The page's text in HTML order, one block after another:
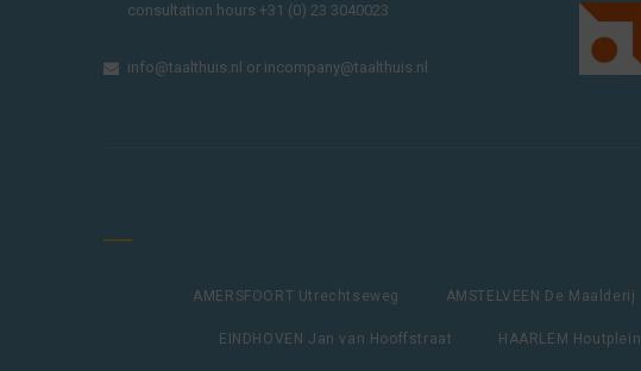
consultation hours +31 (0) 23 3040023
info@taalthuis.nl or incompany@taalthuis.nl
AMERSFOORT Utrechtseweg AMSTELVEEN De Maalderij
EINDHOVEN Jan van Hooffstraat HAARLEM Houtplein